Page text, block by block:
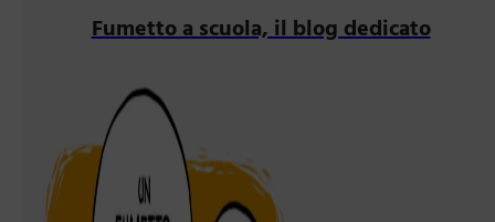
Fumetto a scuola, il blog dedicato